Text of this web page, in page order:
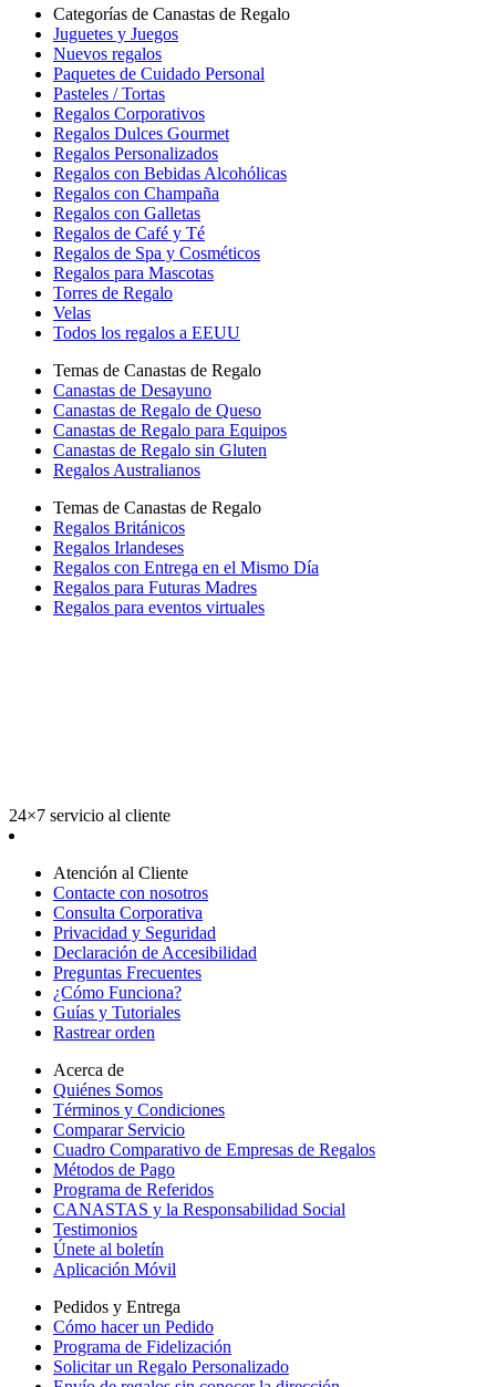
Categorías de Canastas de Regalo
Juguetes y Juegos
Nuevos regalos
Paquetes de Cuidado Personal
Pasteles / Tortas
Regalos Corporativos
Regalos Dulces Gourmet
Regalos Personalizados
Regalos con Bebidas Alcohólicas
Regalos con Champaña
Regalos con Galletas
Regalos de Café y Té
Regalos de Spa y Cosméticos
Regalos para Mascotas
Torres de Regalo
Velas
Todos los regalos a EEUU
Temas de Canastas de Regalo
Canastas de Desayuno
Canastas de Regalo de Queso
Canastas de Regalo para Equipos
Canastas de Regalo sin Gluten
Regalos Australianos
Temas de Canastas de Regalo
Regalos Británicos
Regalos Irlandeses
Regalos con Entrega en el Mismo Día
Regalos para Futuras Madres
Regalos para eventos virtuales
24×7 servicio al cliente
Atención al Cliente
Contacte con nosotros
Consulta Corporativa
Privacidad y Seguridad
Declaración de Accesibilidad
Preguntas Frecuentes
¿Cómo Funciona?
Guías y Tutoriales
Rastrear orden
Acerca de
Quiénes Somos
Términos y Condiciones
Comparar Servicio
Cuadro Comparativo de Empresas de Regalos
Métodos de Pago
Programa de Referidos
CANASTAS y la Responsabilidad Social
Testimonios
Únete al boletín
Aplicación Móvil
Pedidos y Entrega
Cómo hacer un Pedido
Programa de Fidelización
Solicitar un Regalo Personalizado